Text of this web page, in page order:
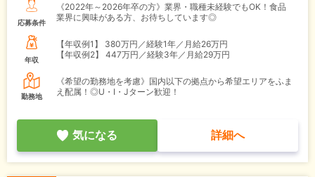
応募条件
《2022年～2026年卒の方》業界・職種未経験でもOK！食品
業界に興味がある方、お待ちしています◎
年収
【年収例1】
380万円／経験1年／月給26万円
【年収例2】
447万円／経験3年／月給29万円
勤務地
《希望の勤務地を考慮》国内以下の拠点から希望エリアをふま
え配属！◎U・I・Jターン歓迎！
気になる 詳細へ